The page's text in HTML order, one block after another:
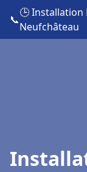
📞
🕒 Installation
Neufchâteau